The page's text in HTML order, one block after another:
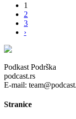
1
2
3
›
Podkast Podrška
podcast.rs
E-mail:
Stranice